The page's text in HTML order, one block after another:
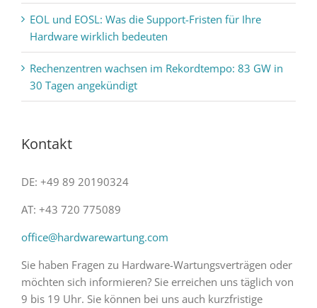
EOL und EOSL: Was die Support-Fristen für Ihre
Hardware wirklich bedeuten
Rechenzentren wachsen im Rekordtempo: 83 GW in
30 Tagen angekündigt
Kontakt
DE: +49 89 20190324
AT: +43 720 775089
office@hardwarewartung.com
Sie haben Fragen zu Hardware-Wartungsverträgen oder
möchten sich informieren? Sie erreichen uns täglich von
9 bis 19 Uhr. Sie können bei uns auch kurzfristige